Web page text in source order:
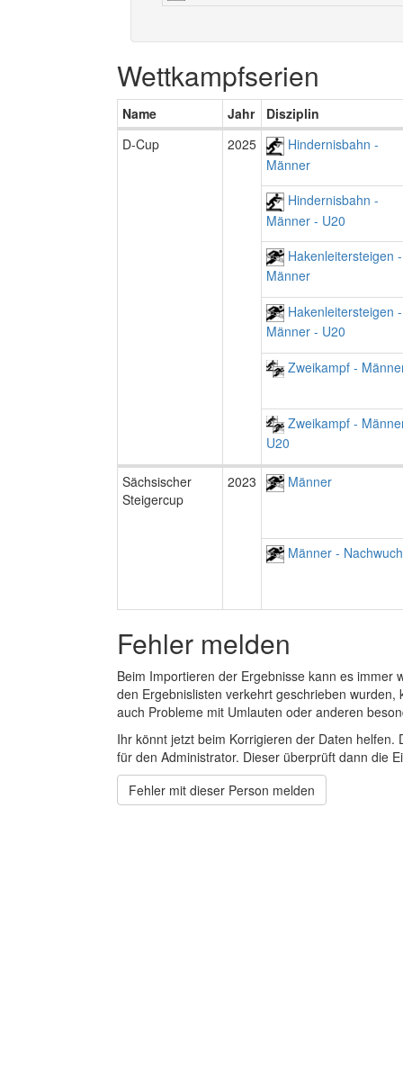
Wettkampfserien
Name Jahr
Disziplin
D-Cup
2025
Hindernisbahn -
Männer
Hindernisbahn -
Männer - U20
Hakenleitersteigen -
Männer
Hakenleitersteigen -
Männer - U20
Zweikampf -
Zweikampf -
U20
Sächsischer
Steigercup
2023 Männer
Männer -
Fehler melden
Beim Importieren der Ergebnisse kann es
den Ergebnislisten verkehrt geschrieben
auch Probleme mit Umlauten oder anderen
Ihr könnt jetzt beim Korrigieren der Daten
für den Administrator. Dieser überprüft dann die
Fehler mit dieser Person melden